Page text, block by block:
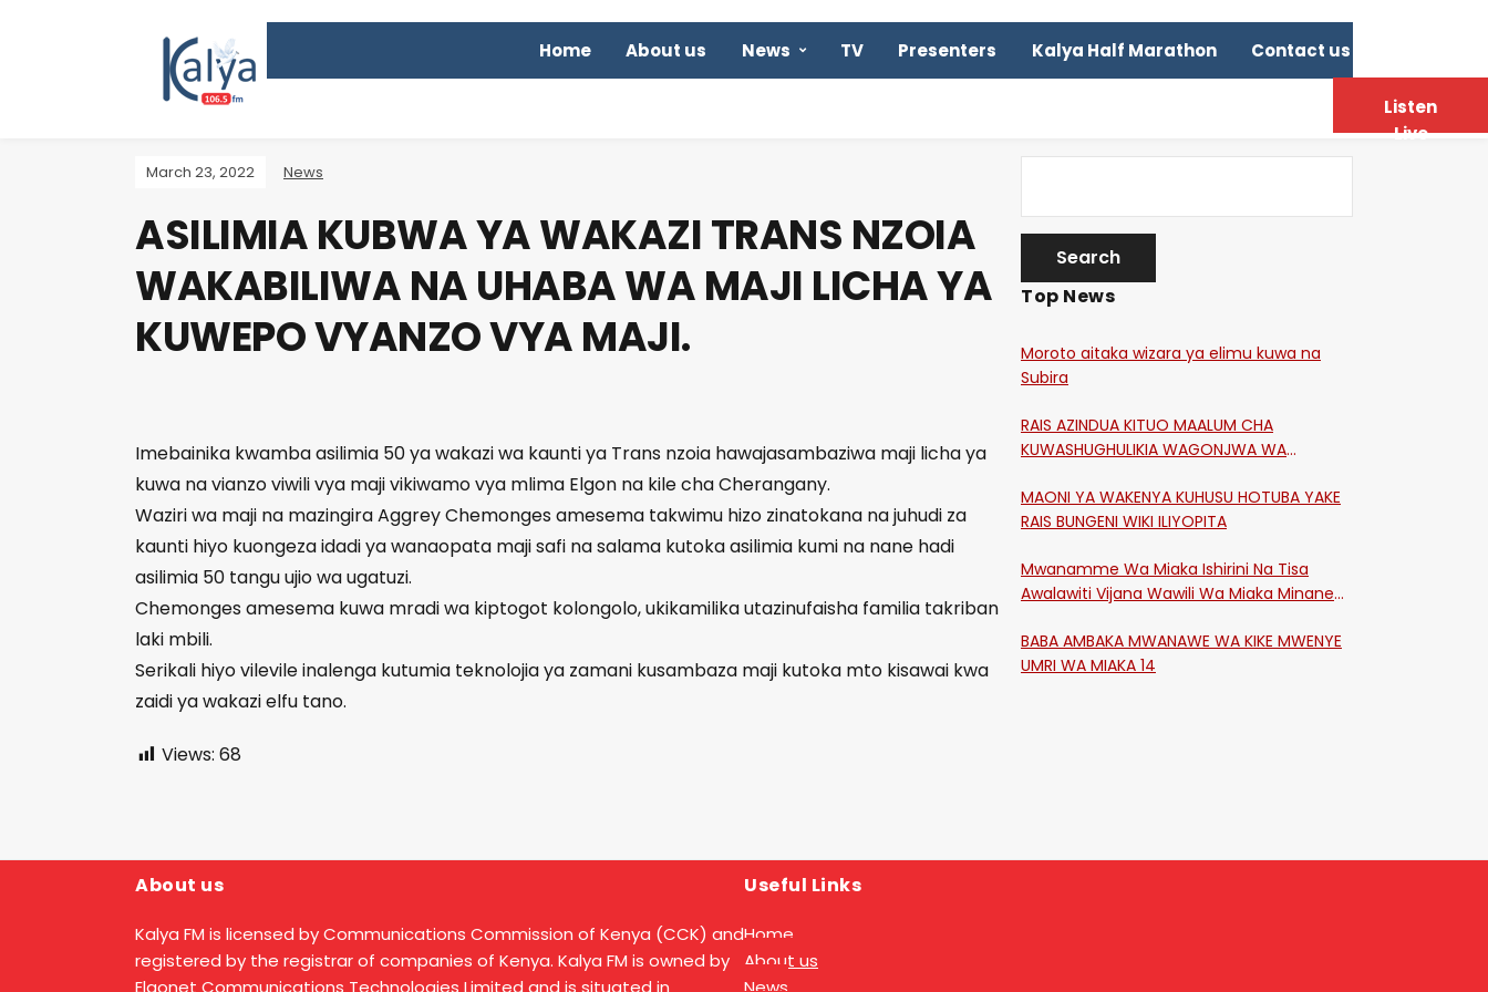
Home About us News TV Presenters Kalya Half Marathon Contact us
March 23, 2022 News
ASILIMIA KUBWA YA WAKAZI TRANS NZOIA
WAKABILIWA NA UHABA WA MAJI LICHA YA
KUWEPO VYANZO VYA MAJI.
Imebainika kwamba asilimia 50 ya wakazi wa kaunti ya Trans nzoia hawajasambaziwa maji licha ya
kuwa na vianzo viwili vya maji vikiwamo vya mlima Elgon na kile cha Cherangany.
Waziri wa maji na mazingira Aggrey Chemonges amesema takwimu hizo zinatokana na juhudi za
kaunti hiyo kuongeza idadi ya wanaopata maji safi na salama kutoka asilimia kumi na nane hadi
asilimia 50 tangu ujio wa ugatuzi.
Chemonges amesema kuwa mradi wa kiptogot kolongolo, ukikamilika utazinufaisha familia takriban
laki mbili.
Serikali hiyo vilevile inalenga kutumia teknolojia ya zamani kusambaza maji kutoka mto kisawai kwa
zaidi ya wakazi elfu tano.
Views: 68
Top News
Moroto aitaka wizara ya elimu kuwa na
Subira
RAIS AZINDUA KITUO MAALUM CHA
KUWASHUGHULIKIA WAGONJWA WA
MAONI YA WAKENYA KUHUSU HOTUBA YAKE
RAIS BUNGENI WIKI ILIYOPITA
Mwanamme Wa Miaka Ishirini Na Tisa
Awalawiti Vijana Wawili Wa Miaka Minane
Shikangania, Kakamega
BABA AMBAKA MWANAWE WA KIKE MWENYE
UMRI WA MIAKA 14
About us
Kalya FM is licensed by Communications Commission of Kenya (CCK) and
registered by the registrar of companies of Kenya. Kalya FM is owned by
Elgonet Communications Technologies Limited and is situated in
Useful Links
Home
About us
News
Listen
Live